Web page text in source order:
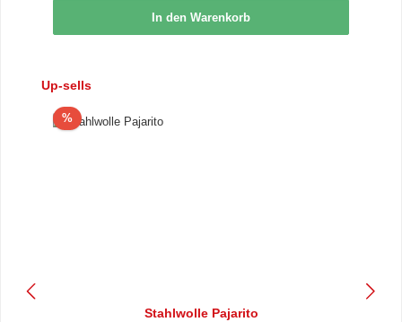
In den Warenkorb
Produktgalerie überspringen
Up-sells
%Rabatt
Stahlwolle Pajarito